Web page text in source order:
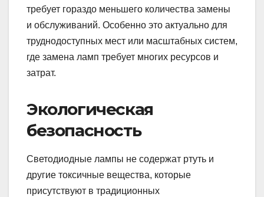
требует гораздо меньшего количества замены
и обслуживаний. Особенно это актуально для
труднодоступных мест или масштабных систем,
где замена ламп требует многих ресурсов и
затрат.
Экологическая
безопасность
Светодиодные лампы не содержат ртуть и
другие токсичные вещества, которые
присутствуют в традиционных